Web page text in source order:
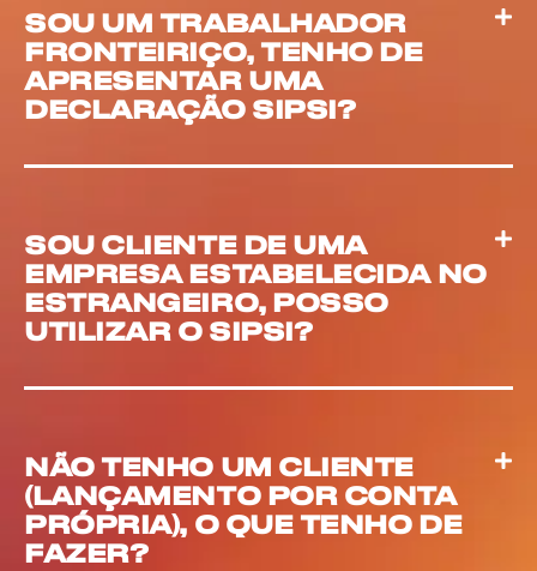
SOU UM TRABALHADOR
FRONTEIRIÇO, TENHO DE
APRESENTAR UMA
DECLARAÇÃO SIPSI?
SOU CLIENTE DE UMA
EMPRESA ESTABELECIDA NO
ESTRANGEIRO, POSSO
UTILIZAR O SIPSI?
NÃO TENHO UM CLIENTE
(LANÇAMENTO POR CONTA
PRÓPRIA), O QUE TENHO DE
FAZER?